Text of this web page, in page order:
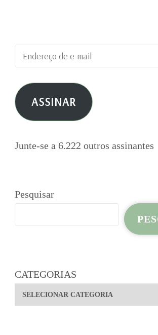
Endereço
de
e-
mail ASSINAR
Junte-se a 6.222 outros assinantes
Pesquisar
CATEGORIAS